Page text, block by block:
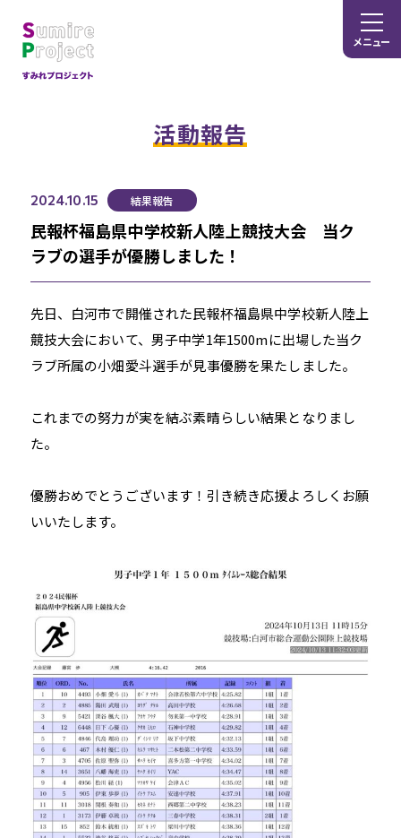
メニュー
活動報告
2024.10.15 結果報告
民報杯福島県中学校新人陸上競技大会 当ク
ラブの選手が優勝しました！
先日、白河市で開催された民報杯福島県中学校新人陸上
競技大会において、男子中学1年1500mに出場した当ク
ラブ所属の小畑愛斗選手が見事優勝を果たしました。
これまでの努力が実を結ぶ素晴らしい結果となりまし
た。
優勝おめでとうございます！引き続き応援よろしくお願
いいたします。